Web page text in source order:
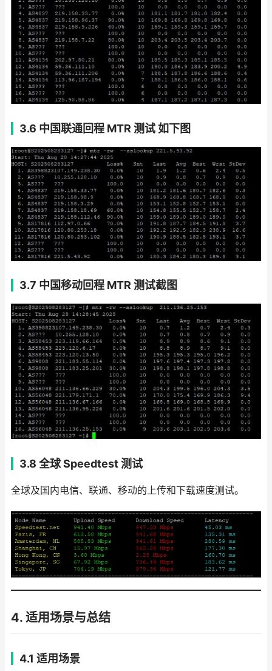
3.6 中国联通回程 MTR 测试 如下图
3.7 中国移动回程 MTR 测试截图
3.8 全球 Speedtest 测试
全球及国内电信、联通、移动的上传和下载速度测试。
4. 适用场景与总结
4.1 适用场景